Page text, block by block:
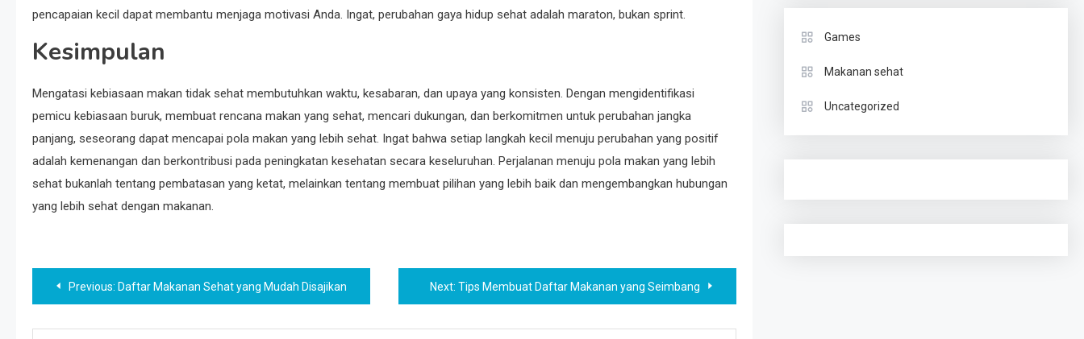
pencapaian kecil dapat membantu menjaga motivasi Anda. Ingat, perubahan gaya hidup sehat adalah maraton, bukan sprint.
Kesimpulan
Mengatasi kebiasaan makan tidak sehat membutuhkan waktu, kesabaran, dan upaya yang konsisten. Dengan mengidentifikasi
pemicu kebiasaan buruk, membuat rencana makan yang sehat, mencari dukungan, dan berkomitmen untuk perubahan jangka
panjang, seseorang dapat mencapai pola makan yang lebih sehat. Ingat bahwa setiap langkah kecil menuju perubahan yang positif
adalah kemenangan dan berkontribusi pada peningkatan kesehatan secara keseluruhan. Perjalanan menuju pola makan yang lebih
sehat bukanlah tentang pembatasan yang ketat, melainkan tentang membuat pilihan yang lebih baik dan mengembangkan hubungan
yang lebih sehat dengan makanan.
Navigasi
pos
Previous: Daftar Makanan Sehat yang Mudah Disajikan Next: Tips Membuat Daftar Makanan yang Seimbang
Games
Makanan sehat
Uncategorized